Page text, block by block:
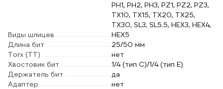
Виды шлицев
PH1, PH2, PH3, PZ1, PZ2, PZ3,
TX10, TX15, TX20, TX25,
TX30, SL3, SL5.5, HEX3, HEX4,
HEX5
Длина бит
25/50 мм
Torx (TT)
нет
Хвостовик бит
1/4 (тип С)/1/4 (тип Е)
Держатель бит
да
Адаптер
нет